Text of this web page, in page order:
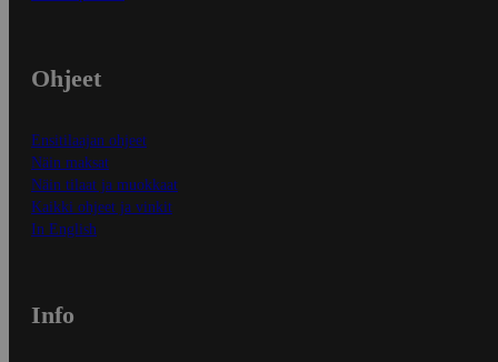
Ohjeet
Ensitilaajan ohjeet
Näin maksat
Näin tilaat ja muokkaat
Kaikki ohjeet ja vinkit
In English
Info